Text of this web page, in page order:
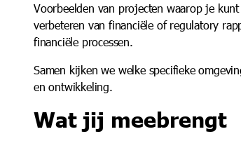
Voorbeelden van projecten waarop je
verbeteren van financiële of regulatory
financiële processen.
Samen kijken we welke specifieke
en ontwikkeling.
Wat jij meebrengt